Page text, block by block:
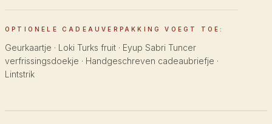
OPTIONELE CADEAUVERPAKKING VOEGT TOE:
Geurkaartje · Loki Turks fruit · Eyup Sabri Tuncer
verfrissingsdoekje · Handgeschreven cadeaubriefje ·
Lintstrik